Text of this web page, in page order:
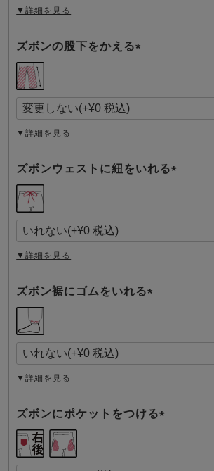
▼詳細を見る
ズボンの股下をかえる
須
)
▼詳細を見る
ズボンウェストに紐をいれる
須
)
▼詳細を見る
ズボン裾にゴムをいれる
須
)
▼詳細を見る
ズボンにポケットをつける
須